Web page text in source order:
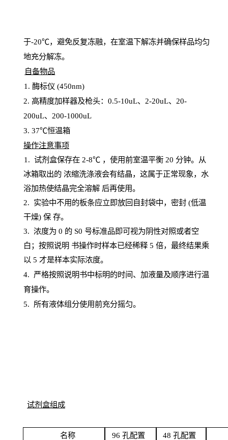
于-20℃，避免反复冻融，在室温下解冻并确保样品均匀
地充分解冻。
自备物品
1 . 酶标仪 (450nm)
2. 高精度加样器及枪头： 0.5-10uL、 2-20uL、 20-
200uL、 200-1000uL
3. 37℃恒温箱
操作注意事项
1. 试剂盒保存在 2-8℃ ，使用前室温平衡 20 分钟。从
冰箱取出的 浓缩洗涤液会有结晶，这属于正常现象，水
浴加热使结晶完全溶解 后再使用。
2. 实验中不用的板条应立即放回自封袋中，密封(低温
干燥) 保 存。
3. 浓度为 0 的 S0 号标准品即可视为阴性对照或者空
白；按照说明 书操作时样本已经稀释5 倍，最终结果乘
以 5 才是样本实际浓度。
4. 严格按照说明书中标明的时间、加液量及顺序进行温
育操作。
5. 所有液体组分使用前充分摇匀。
试剂盒组成
名称 96 孔配置 48 孔配置